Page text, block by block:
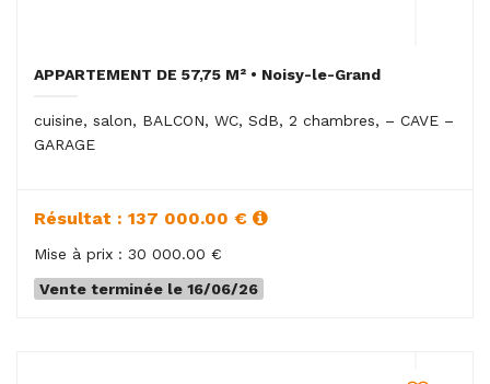
APPARTEMENT DE 57,75 M² • Noisy-le-Grand
cuisine, salon, BALCON, WC, SdB, 2 chambres, – CAVE –
GARAGE
Résultat : 137 000.00 €
Mise à prix : 30 000.00 €
Vente terminée le 16/06/26